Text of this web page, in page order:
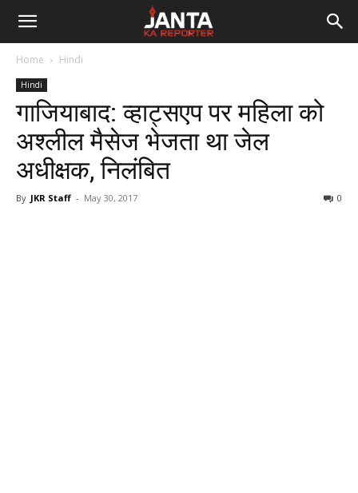
Janta
Reporter
Home Hindi
Hindi
गाजियाबाद: व्हाट्सएप पर महिला को
अश्लील मैसेज भेजता था जेल
अधीक्षक, निलंबित
By JKR Staff - May 30, 2017 0